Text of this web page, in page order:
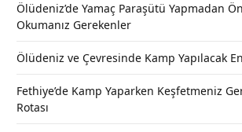
Ölüdeniz’de Yamaç Paraşütü Yapmadan
Okumanız Gerekenler
Ölüdeniz ve Çevresinde Kamp Yapılacak
Fethiye’de Kamp Yaparken Keşfetmeniz
Rotası